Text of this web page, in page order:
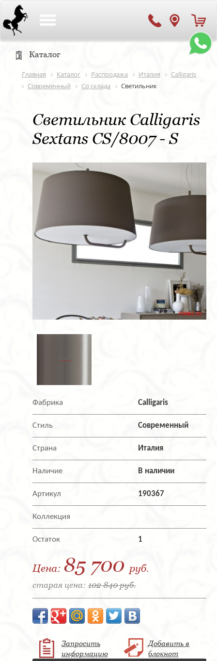
Каталог
Главная Каталог Распродажа Италия
Calligaris
Современный
Со склада Светильник
Светильник Calligaris
Sextans CS/8007 - S
Фабрика Calligaris
Стиль Современный
Страна Италия
Наличие В наличии
Артикул 190367
Коллекция
Остаток 1
Цена: 85 700 руб.
старая цена: 102 840 руб.
Запросить
информацию
Добавить в
блокнот